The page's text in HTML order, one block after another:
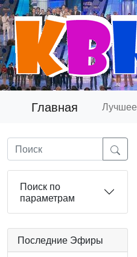
Главная Лучшее
Поиск по
параметрам
Последние Эфиры